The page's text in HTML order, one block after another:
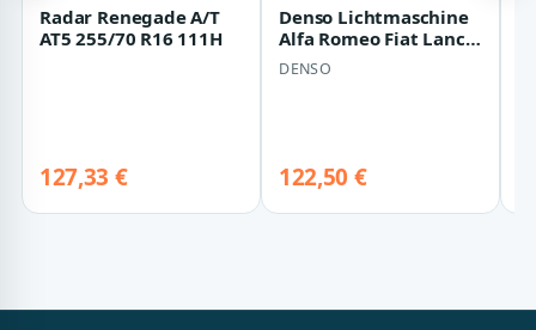
Radar Renegade A/T
AT5 255/70 R16 111H
127,33 €
Denso Lichtmaschine
Alfa Romeo Fiat Lancia
DAN517
DENSO
122,50 €